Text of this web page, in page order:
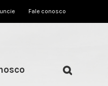
Fale conosco